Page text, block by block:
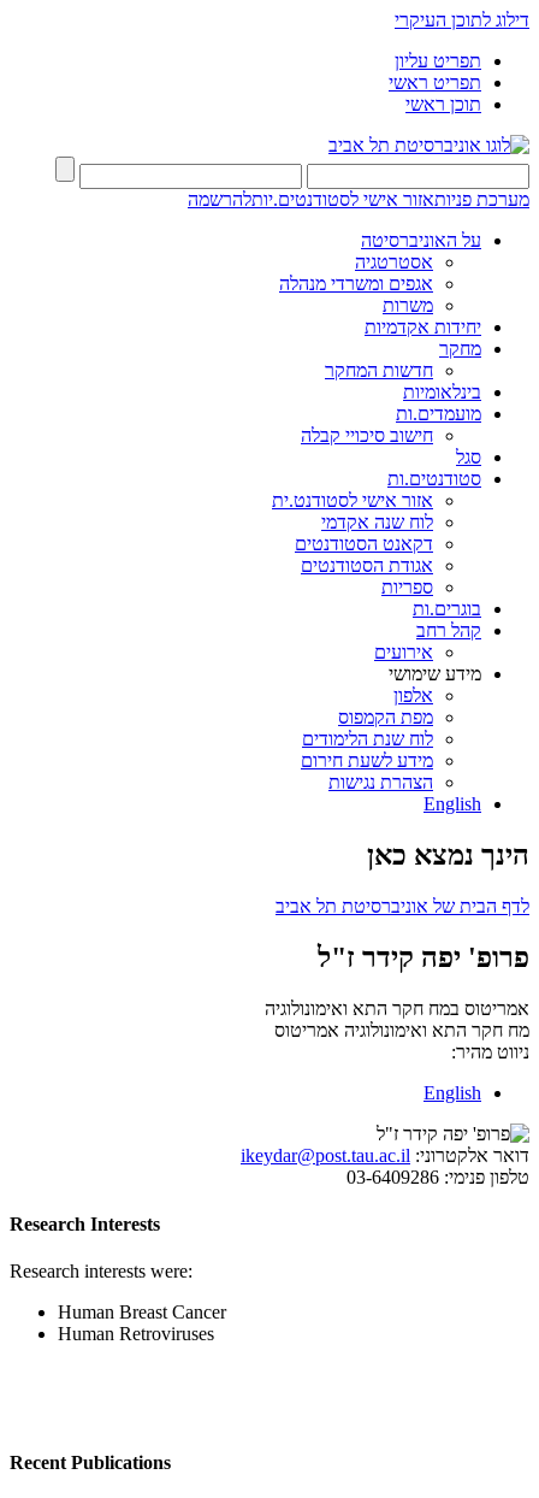
דילוג לתוכן העיקרי
תפריט עליון
תפריט ראשי
תוכן ראשי
מערכת פניותאזור אישי לסטודנטים.יותלהרשמה
על האוניברסיטה
אסטרטגיה
אגפים ומשרדי מנהלה
משרות
יחידות אקדמיות
מחקר
חדשות המחקר
בינלאומיות
מועמדים.ות
חישוב סיכויי קבלה
סגל
סטודנטים.ות
אזור אישי לסטודנט.ית
לוח שנה אקדמי
דקאנט הסטודנטים
אגודת הסטודנטים
ספריות
בוגרים.ות
קהל רחב
אירועים
מידע שימושי
אלפון
מפת הקמפוס
לוח שנת הלימודים
מידע לשעת חירום
הצהרת נגישות
English
הינך נמצא כאן
לדף הבית של אוניברסיטת תל אביב
פרופ' יפה קידר ז"ל
אמריטוס במח חקר התא ואימונולוגיה
מח חקר התא ואימונולוגיה אמריטוס
ניווט מהיר:
English
דואר אלקטרוני: ikeydar@post.tau.ac.il
טלפון פנימי:
Research Interests
Research interests were:
Human Breast Cancer
Human Retroviruses
Recent Publications